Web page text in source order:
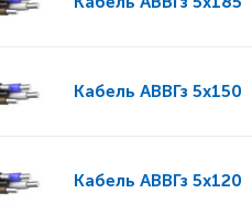
Кабель АВВГз 5x150
Кабель АВВГз 5x120